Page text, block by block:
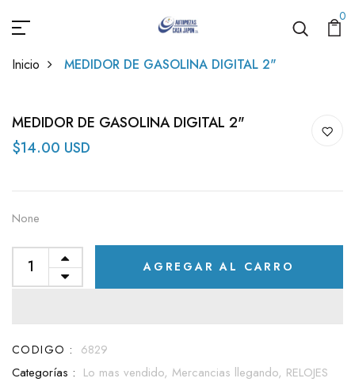
0
Inicio MEDIDOR DE GASOLINA DIGITAL 2"
MEDIDOR DE GASOLINA DIGITAL 2"
$14.00 USD
None
AGREGAR AL CARRO
CODIGO : 6829
Categorías : Lo mas vendido, Mercancias llegando, RELOJES